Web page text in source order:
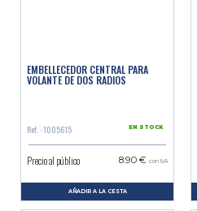
EMBELLECEDOR CENTRAL PARA
VOLANTE DE DOS RADIOS
Ref. : 1005615 EN STOCK
Precio al público 8.90 € con IVA
AÑADIR A LA CESTA